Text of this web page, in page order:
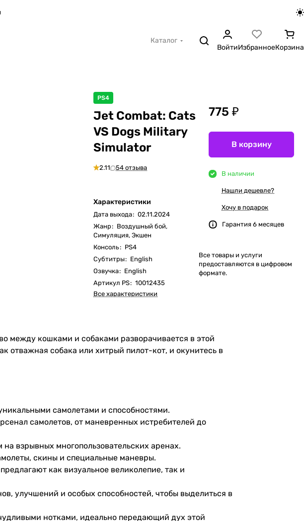
Каталог
ВойтиИзбранноеКорзина
PS4
Jet Combat: Cats
VS Dogs Military
Simulator
2.11 54 отзыва
Характеристики
Дата выхода: 02.11.2024
Жанр: Воздушный бой,
Симуляция, Экшен
Консоль: PS4
Субтитры: English
Озвучка: English
Артикул PS: 10012435
Все характеристики
775 ₽
В корзину
В наличии
Нашли дешевле?
Хочу в подарок
Гарантия 6 месяцев
Все товары и услуги
предоставляются в цифровом
формате.
между кошками и собаками разворачивается в этой
отважная собака или хитрый пилот-кот, и окунитесь в
самолетами и способностями.
самолетов, от маневренных истребителей до
взрывных многопользовательских аренах.
скины и специальные маневры.
как визуальное великолепие, так и
улучшений и особых способностей, чтобы выделиться в
нотками, идеально передающий дух этой